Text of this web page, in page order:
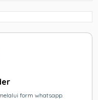
form whatsapp.